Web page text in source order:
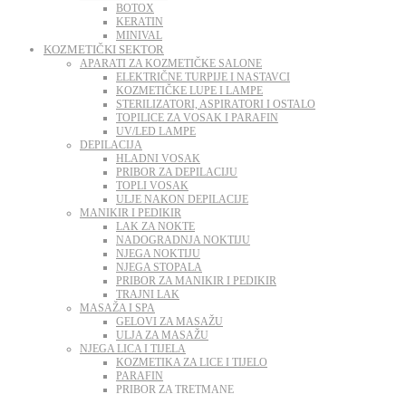
BOTOX
KERATIN
MINIVAL
KOZMETIČKI SEKTOR
APARATI ZA KOZMETIČKE SALONE
ELEKTRIČNE TURPIJE I NASTAVCI
KOZMETIČKE LUPE I LAMPE
STERILIZATORI, ASPIRATORI I OSTALO
TOPILICE ZA VOSAK I PARAFIN
UV/LED LAMPE
DEPILACIJA
HLADNI VOSAK
PRIBOR ZA DEPILACIJU
TOPLI VOSAK
ULJE NAKON DEPILACIJE
MANIKIR I PEDIKIR
LAK ZA NOKTE
NADOGRADNJA NOKTIJU
NJEGA NOKTIJU
NJEGA STOPALA
PRIBOR ZA MANIKIR I PEDIKIR
TRAJNI LAK
MASAŽA I SPA
GELOVI ZA MASAŽU
ULJA ZA MASAŽU
NJEGA LICA I TIJELA
KOZMETIKA ZA LICE I TIJELO
PARAFIN
PRIBOR ZA TRETMANE